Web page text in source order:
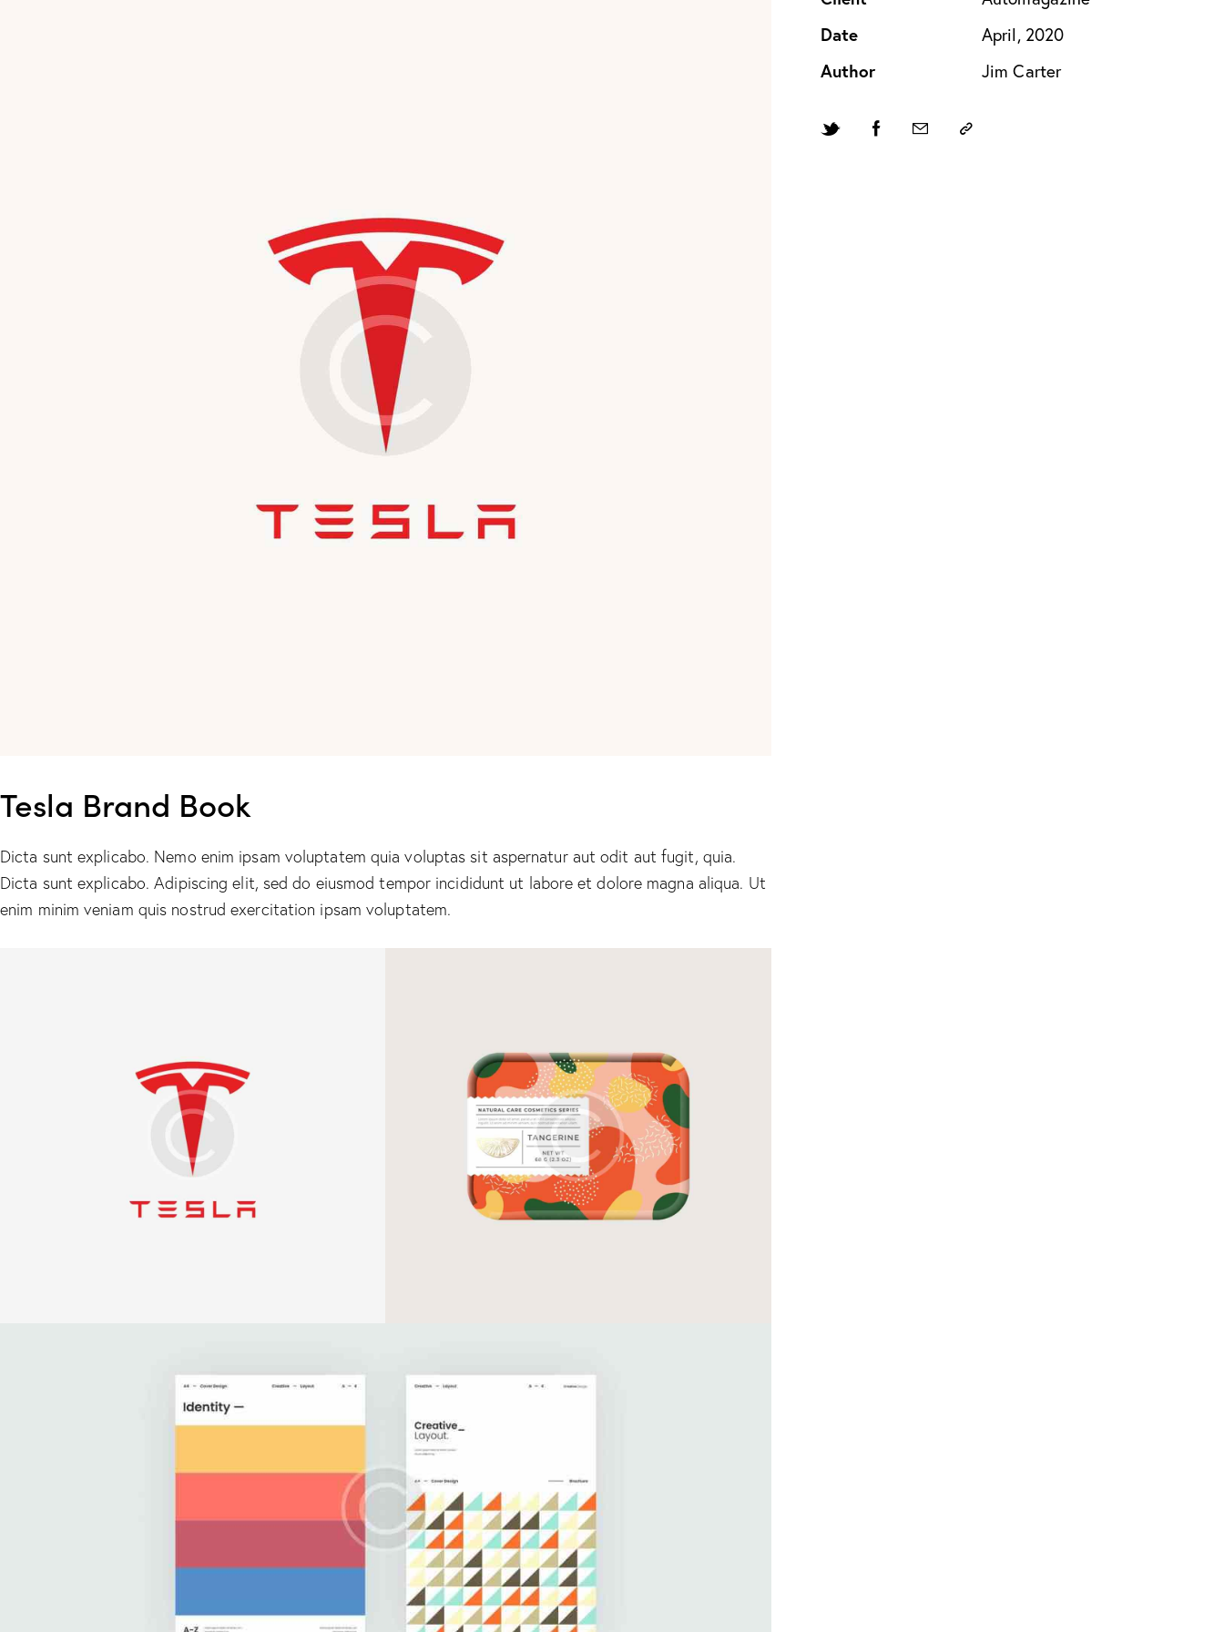
Tesla Brand Book
Dicta sunt explicabo. Nemo enim ipsam voluptatem quia voluptas sit aspernatur aut odit aut fugit, quia.
Dicta sunt explicabo. Adipiscing elit, sed do eiusmod tempor incididunt ut labore et dolore magna aliqua. Ut
enim minim veniam quis nostrud exercitation ipsam voluptatem.
Date
April, 2020
Author
Jim Carter